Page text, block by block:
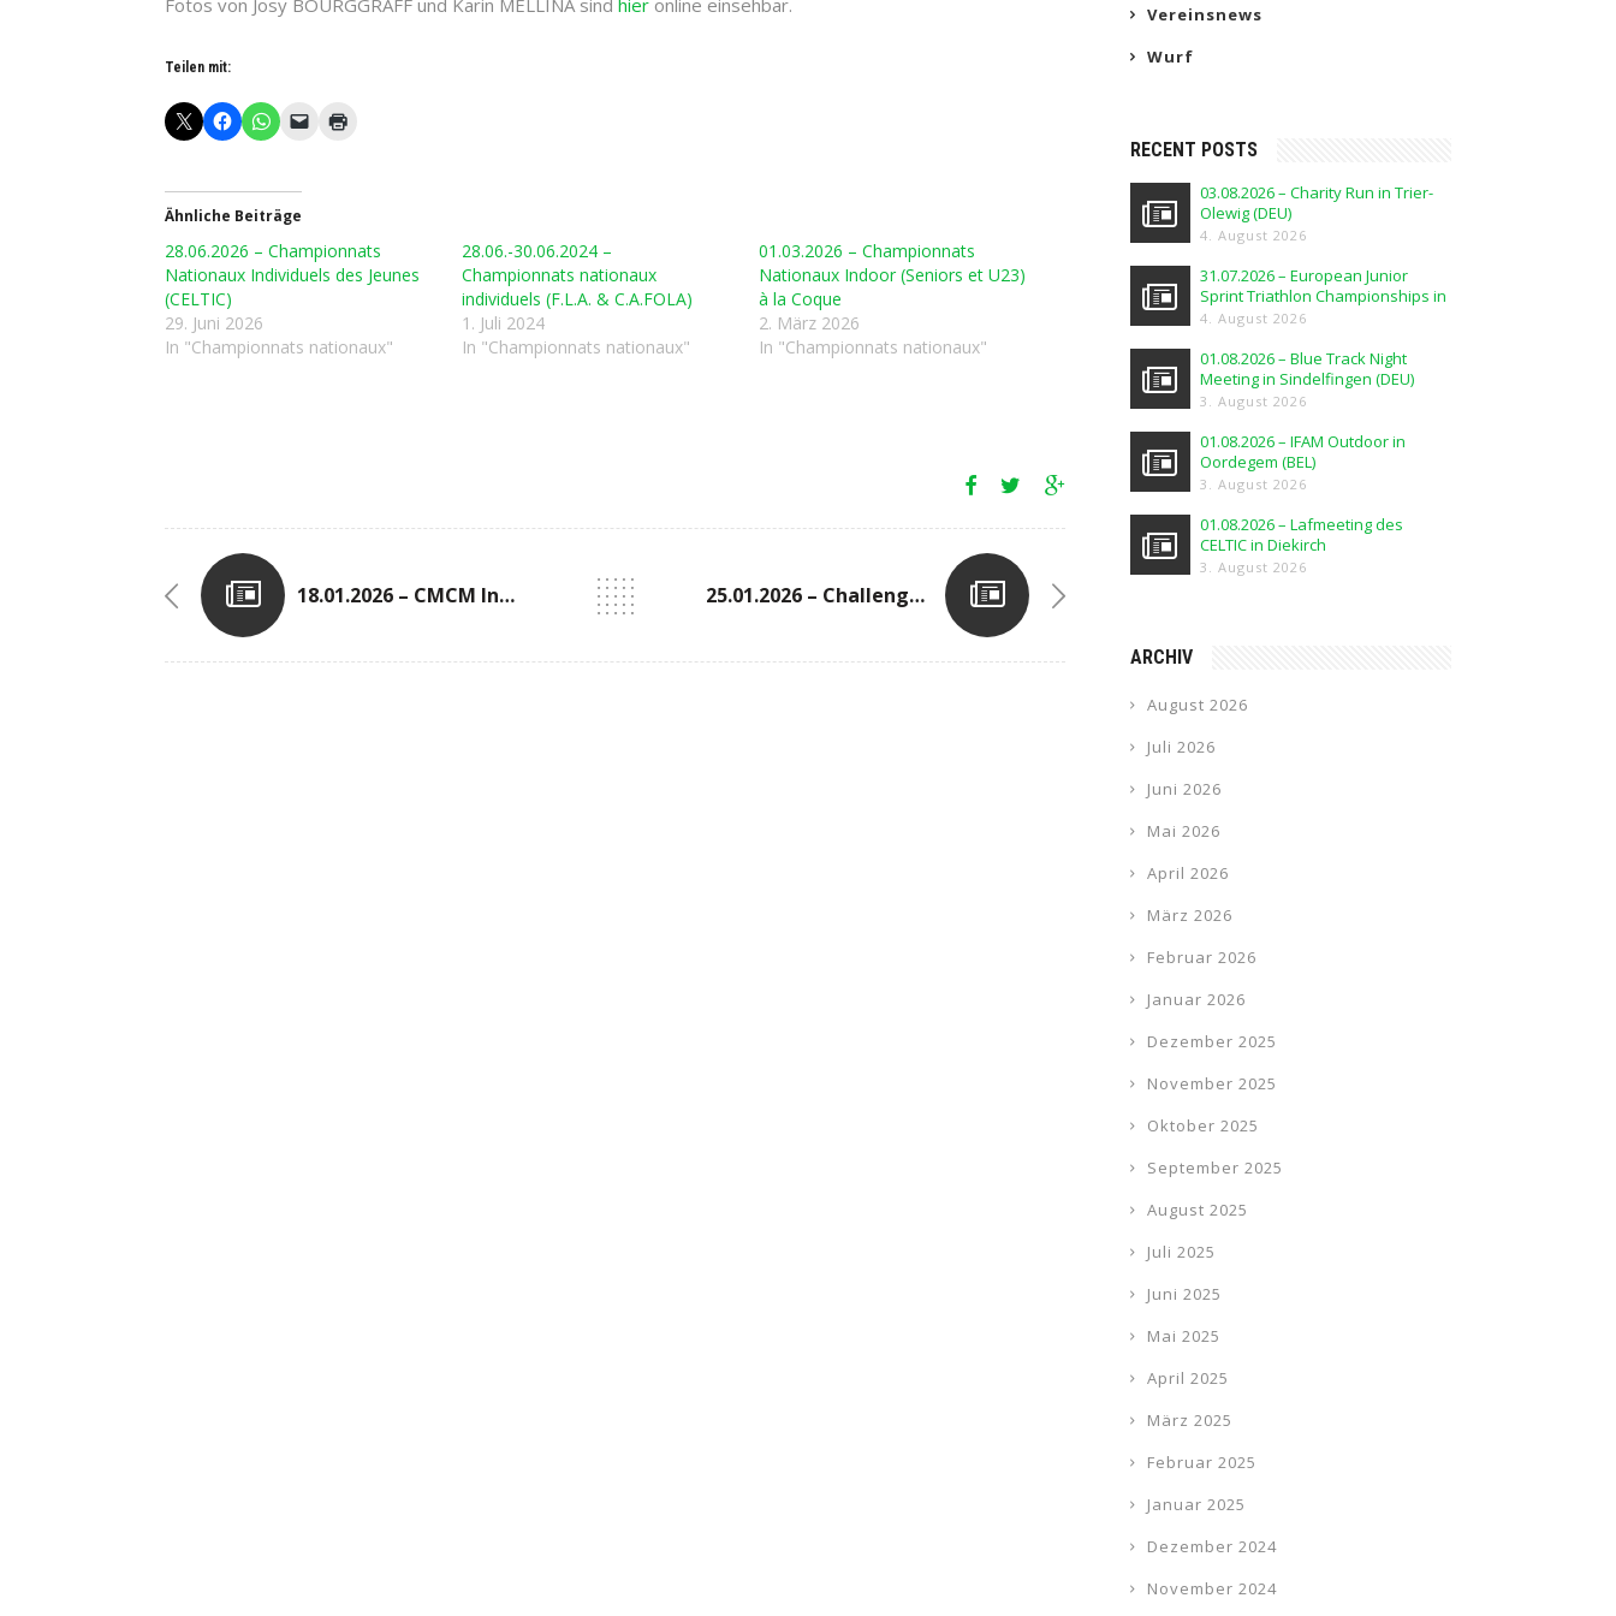
Fotos von Josy BOURGGRAFF und Karin MELLINA sind hier online einsehbar.
Teilen mit:
Ähnliche Beiträge
28.06.2026 – Championnats
Nationaux Individuels des Jeunes
(CELTIC)
29. Juni 2026
In "Championnats nationaux"
28.06.-30.06.2024 –
Championnats nationaux
individuels (F.L.A. & C.A.FOLA)
1. Juli 2024
In "Championnats nationaux"
01.03.2026 – Championnats
Nationaux Indoor (Seniors et U23)
à la Coque
2. März 2026
In "Championnats nationaux"
18.01.2026 – CMCM Indoor Meeting In Der Coque 25.01.2026 – Challenge Tageblatt N°1 Indoor In Der Coque
Vereinsnews
Wurf
RECENT POSTS
03.08.2026 – Charity Run in Trier-
Olewig (DEU)
4. August 2026
31.07.2026 – European Junior
Sprint Triathlon Championships in
Elblag (POL)
4. August 2026
01.08.2026 – Blue Track Night
Meeting in Sindelfingen (DEU)
3. August 2026
01.08.2026 – IFAM Outdoor in
Oordegem (BEL)
3. August 2026
01.08.2026 – Lafmeeting des
CELTIC in Diekirch
3. August 2026
ARCHIV
August 2026
Juli 2026
Juni 2026
Mai 2026
April 2026
März 2026
Februar 2026
Januar 2026
Dezember 2025
November 2025
Oktober 2025
September 2025
August 2025
Juli 2025
Juni 2025
Mai 2025
April 2025
März 2025
Februar 2025
Januar 2025
Dezember 2024
November 2024